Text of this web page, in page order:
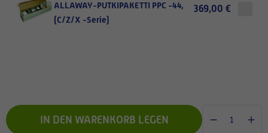
ALLAWAY-PUTKIPAKETTI PPC -44,
(C/Z/X -Serie)
369,00 €
IN DEN WARENKORB LEGEN